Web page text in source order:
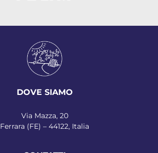
DOVE SIAMO
Via Mazza, 20
Ferrara (FE) – 44122, Italia